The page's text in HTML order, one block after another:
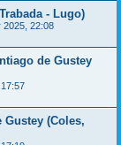
- Lugo)
2025, 22:08
de Gustey
Gustey (Coles,